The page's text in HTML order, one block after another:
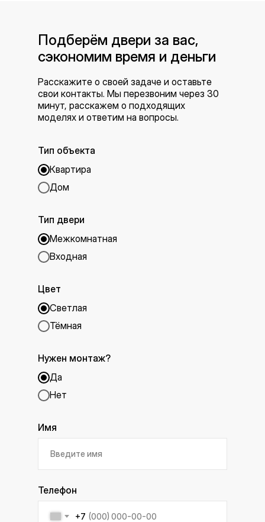
Тип объекта
Квартира
Дом
Тип двери
Межкомнатная
Входная
Цвет
Светлая
Тёмная
Нужен монтаж?
Да
Нет
Имя
Телефон
+7
Расскажите о своей задаче и оставьте
свои контакты. Мы перезвоним через 30
минут, расскажем о подходящих
моделях и ответим на вопросы.
Подберём двери за вас,
сэкономим время и деньги